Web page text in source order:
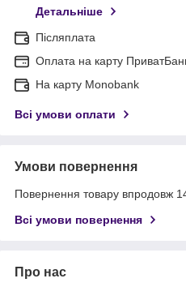
Детальніше
Післяплата
Оплата на карту
На карту Monobank
Всі умови оплати
Умови повернення
Повернення товару впродовж
Всі умови повернення
Про нас